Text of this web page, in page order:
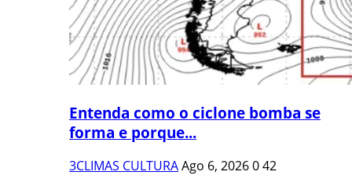
Entenda como o ciclone bomba se
forma e porque...
3CLIMAS CULTURAAgo 6, 2026042